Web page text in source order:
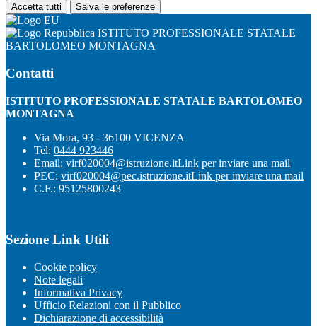
Accetta tutti Salva le preferenze
ISTITUTO PROFESSIONALE STATALE
BARTOLOMEO MONTAGNA
Contatti
ISTITUTO PROFESSIONALE STATALE BARTOLOMEO
MONTAGNA
Via Mora, 93 - 36100 VICENZA
Tel: 0444 923446
Email: virf020004@istruzione.itLink per inviare una mail
PEC: virf020004@pec.istruzione.itLink per inviare una mail
C.F.: 95125800243
Sezione Link Utili
Cookie policy
Note legali
Informativa Privacy
Ufficio Relazioni con il Pubblico
Dichiarazione di accessibilità